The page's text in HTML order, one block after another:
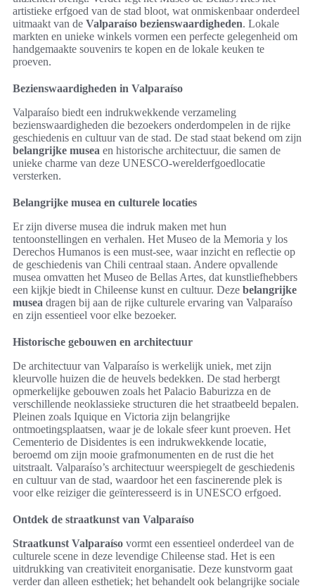
artistieke erfgoed van de stad bloot, wat onmiskenbaar onderdeel
uitmaakt van de Valparaíso bezienswaardigheden. Lokale
markten en unieke winkels vormen een perfecte gelegenheid om
handgemaakte souvenirs te kopen en de lokale keuken te
proeven.
Bezienswaardigheden in Valparaíso
Valparaíso biedt een indrukwekkende verzameling
bezienswaardigheden die bezoekers onderdompelen in de rijke
geschiedenis en cultuur van de stad. De stad staat bekend om zijn
belangrijke musea en historische architectuur, die samen de
unieke charme van deze UNESCO-werelderfgoedlocatie
versterken.
Belangrijke musea en culturele locaties
Er zijn diverse musea die indruk maken met hun
tentoonstellingen en verhalen. Het Museo de la Memoria y los
Derechos Humanos is een must-see, waar inzicht en reflectie op
de geschiedenis van Chili centraal staan. Andere opvallende
musea omvatten het Museo de Bellas Artes, dat kunstliefhebbers
een kijkje biedt in Chileense kunst en cultuur. Deze belangrijke
musea dragen bij aan de rijke culturele ervaring van Valparaíso
en zijn essentieel voor elke bezoeker.
Historische gebouwen en architectuur
De architectuur van Valparaíso is werkelijk uniek, met zijn
kleurvolle huizen die de heuvels bedekken. De stad herbergt
opmerkelijke gebouwen zoals het Palacio Baburizza en de
verschillende neoklassieke structuren die het straatbeeld bepalen.
Pleinen zoals Iquique en Victoria zijn belangrijke
ontmoetingsplaatsen, waar je de lokale sfeer kunt proeven. Het
Cementerio de Disidentes is een indrukwekkende locatie,
beroemd om zijn mooie grafmonumenten en de rust die het
uitstraalt. Valparaíso’s architectuur weerspiegelt de geschiedenis
en cultuur van de stad, waardoor het een fascinerende plek is
voor elke reiziger die geïnteresseerd is in UNESCO erfgoed.
Ontdek de straatkunst van Valparaíso
Straatkunst Valparaíso vormt een essentieel onderdeel van de
culturele scene in deze levendige Chileense stad. Het is een
uitdrukking van creativiteit enorganisatie. Deze kunstvorm gaat
verder dan alleen esthetiek; het behandelt ook belangrijke sociale